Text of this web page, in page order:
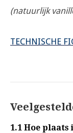
(natuurlijk
TECHNISCHE
1.1 Hoe plaats